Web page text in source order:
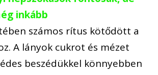
inkább
számos rítus kötődött a
A lányok cukrot és mézet
beszédükkel könnyebben